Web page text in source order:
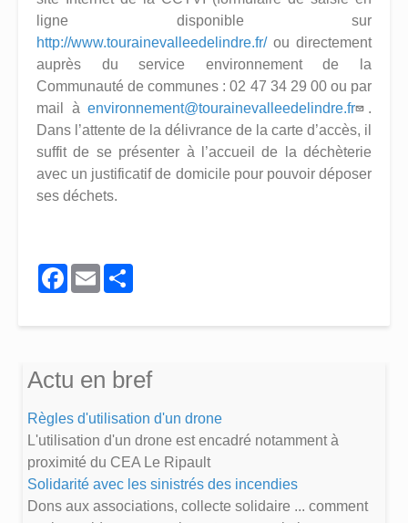
ligne disponible sur
http://www.tourainevalleedelindre.fr/ou directement
auprès du service environnement de la
Communauté de communes : 02 47 34 29 00 ou par
mail à environnement@tourainevalleedelindre.fr
.
Dans l’attente de la délivrance de la carte d’accès, il
suffit de se présenter à l’accueil de la déchèterie
avec un justificatif de domicile pour pouvoir déposer
ses déchets.
Facebook
Email
Actu en bref
Règles d'utilisation d'un drone
L'utilisation d'un drone est encadré notamment à
proximité du CEA Le Ripault
Solidarité avec les sinistrés des incendies
Dons aux associations, collecte solidaire ... comment